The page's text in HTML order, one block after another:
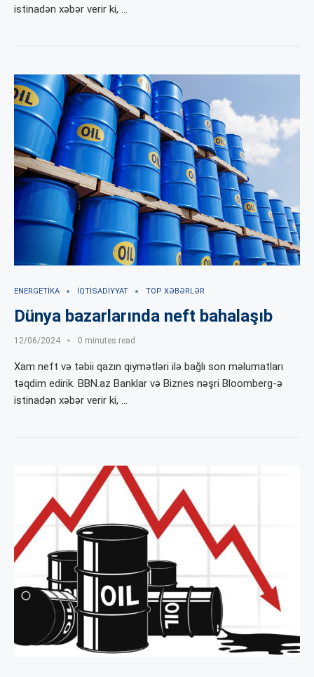
istinadən xəbər verir ki, …
ENERGETIKA İQTISADIYYAT TOP XƏBƏRLƏR
Dünya bazarlarında neft bahalaşıb
12/06/2024 0 minutes read
Xam neft və təbii qazın qiymətləri ilə bağlı son məlumatları
təqdim edirik. BBN.az Banklar və Biznes nəşri Bloomberg-ə
istinadən xəbər verir ki, …